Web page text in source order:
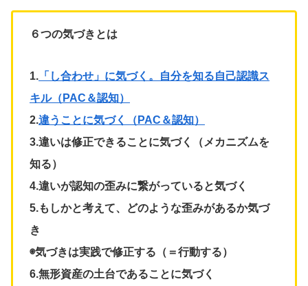
６つの気づきとは
1. 「し合わせ」に気づく。自分を知る自己認識ス
キル（PAC＆認知）
2.違うことに気づく（PAC＆認知）
3.違いは修正できることに気づく（メカニズムを
知る）
4.違いが認知の歪みに繋がっていると気づく
5.もしかと考えて、どのような歪みがあるか気づ
き
◉気づきは実践で修正する（＝行動する）
6.無形資産の土台であることに気づく